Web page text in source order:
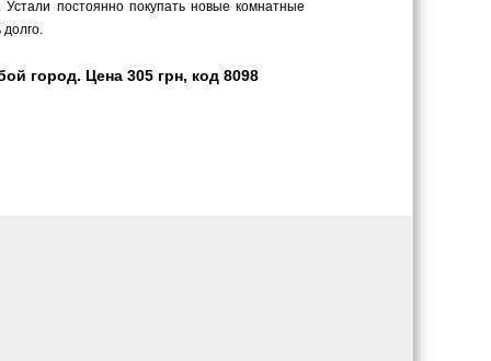
постоянно покупать новые комнатные
город. Цена 305 грн, код 8098